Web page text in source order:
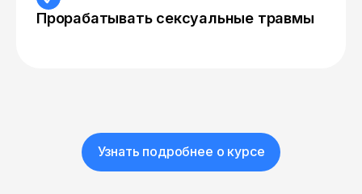
Прорабатывать сексуальные травмы
Узнать подробнее о курсе